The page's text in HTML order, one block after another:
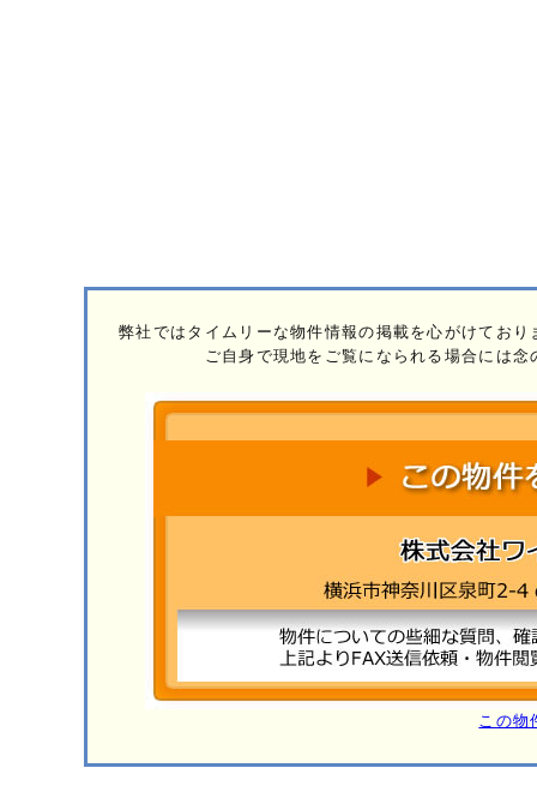
弊社ではタイムリーな物件情報の掲載を心がけてお
ご自身で現地をご覧になられる場合には
この物